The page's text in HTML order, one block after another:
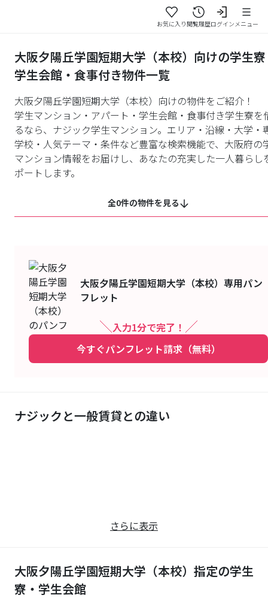
お気に入り閲覧履歴ログインメニュー
大阪夕陽丘学園短期大学（本校）向けの学生
学生会館・食事付き物件一覧
大阪夕陽丘学園短期大学（本校）向けの物件をご紹介！
学生マンション・アパート・学生会館・食事付き学生寮を
るなら、ナジック学生マンション。エリア・沿線・大学・
学校・人気テーマ・条件など豊富な検索機能で、大阪府の
マンション情報をお届けし、あなたの充実した一人暮らし
ポートします。
全0件の物件を見る
大阪夕陽丘学園短期大学（本校） 専用パン
フレット
入力1分で完了！
今すぐパンフレット請求（無料）
ナジックと一般賃貸との違い
さらに表示
大阪夕陽丘学園短期大学（本校）指定の学生
寮・学生会館